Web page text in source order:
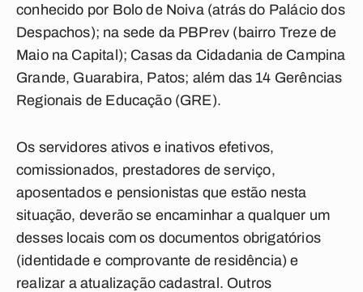
conhecido por Bolo de Noiva (atrás do Palácio dos
Despachos); na sede da PBPrev (bairro Treze de
Maio na Capital); Casas da Cidadania de Campina
Grande, Guarabira, Patos; além das 14 Gerências
Regionais de Educação (GRE).
Os servidores ativos e inativos efetivos,
comissionados, prestadores de serviço,
aposentados e pensionistas que estão nesta
situação, deverão se encaminhar a qualquer um
desses locais com os documentos obrigatórios
(identidade e comprovante de residência) e
realizar a atualização cadastral. Outros